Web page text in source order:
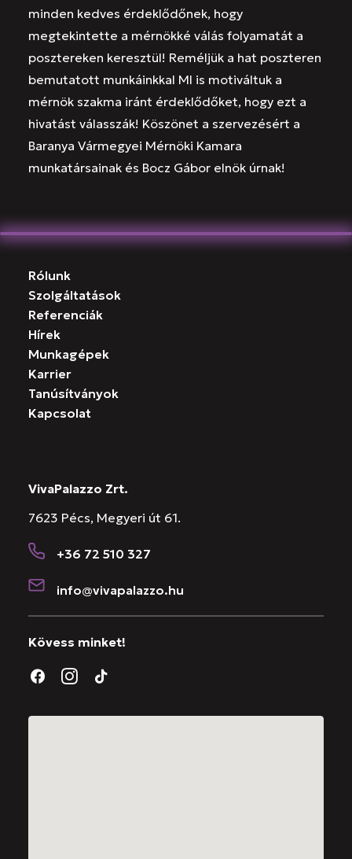
minden kedves érdeklődőnek, hogy
megtekintette a mérnökké válás folyamatát a
posztereken keresztül! Reméljük a hat poszteren
bemutatott munkáinkkal MI is motiváltuk a
mérnök szakma iránt érdeklődőket, hogy ezt a
hivatást válasszák! Köszönet a szervezésért a
Baranya Vármegyei Mérnöki Kamara
munkatársainak és Bocz Gábor elnök úrnak!
Rólunk
Szolgáltatások
Referenciák
Hírek
Munkagépek
Karrier
Tanúsítványok
Kapcsolat
VivaPalazzo Zrt.
7623 Pécs, Megyeri út 61.
+36 72 510 327
info@vivapalazzo.hu
Kövess minket!